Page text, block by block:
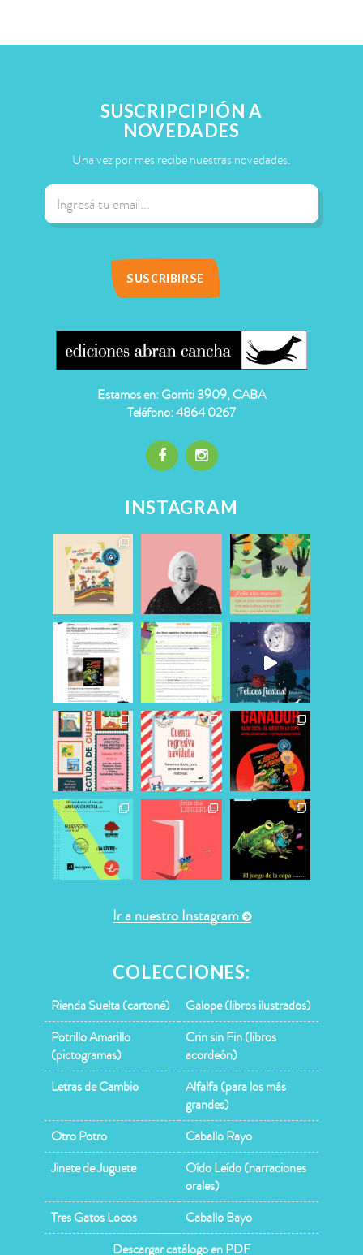
SUSCRIPCIPIÓN A
NOVEDADES
Una vez por mes recibe nuestras novedades.
Estamos en: Gorriti 3909, CABA
Teléfono: 4864 0267
INSTAGRAM
Ir a nuestro Instagram
COLECCIONES:
Rienda Suelta (cartoné)
Galope (libros ilustrados)
Potrillo Amarillo
(pictogramas)
Crin sin Fin (libros
acordeón)
Letras de Cambio
Alfalfa (para los más
grandes)
Otro Potro
Caballo Rayo
Jinete de Juguete
Oído Leído (narraciones
orales)
Tres Gatos Locos
Caballo Bayo
Descargar catálogo en PDF